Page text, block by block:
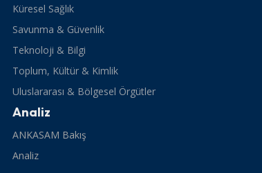
Küresel Sağlık
Savunma & Güvenlik
Teknoloji & Bilgi
Toplum, Kültür & Kimlik
Uluslararası & Bölgesel Örgütler
Analiz
ANKASAM Bakış
Analiz